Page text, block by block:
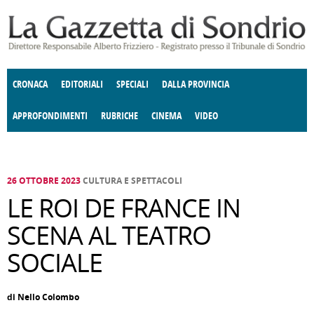
CRONACA EDITORIALI SPECIALI DALLA PROVINCIA
APPROFONDIMENTI
E SPETTACOLI POLITICA
RUBRICHE
DELLE IDEE FATTI DELLO SPIRITO CCCVA
CINEMA VIDEO
26 OTTOBRE 2023CULTURA E SPETTACOLI
LE ROI DE FRANCE IN
SCENA AL TEATRO
SOCIALE
di Nello Colombo